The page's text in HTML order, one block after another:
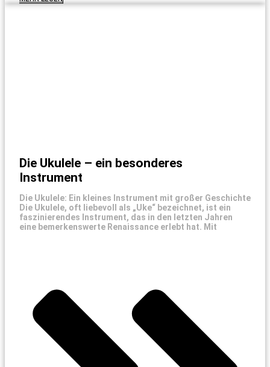
Die Ukulele – ein besonderes
Instrument
Die Ukulele: Ein kleines Instrument mit großer Geschichte
Die Ukulele, oft liebevoll als „Uke“ bezeichnet, ist ein
faszinierendes Instrument, das in den letzten Jahren
eine bemerkenswerte Renaissance erlebt hat. Mit